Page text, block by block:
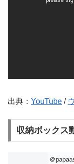
出典： YouTube /
収納ボックス
＠